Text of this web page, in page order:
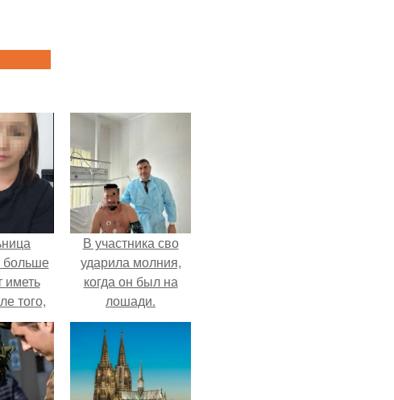
иметь
того,
шестом
и
В участника сво
ударила молния,
когда он был на
лошади.